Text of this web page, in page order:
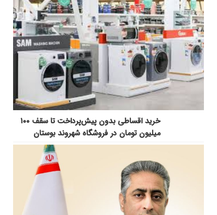
خرید اقساطی بدون پیش‌پرداخت تا سقف ۱۰۰
میلیون تومان در فروشگاه شهروند بوستان